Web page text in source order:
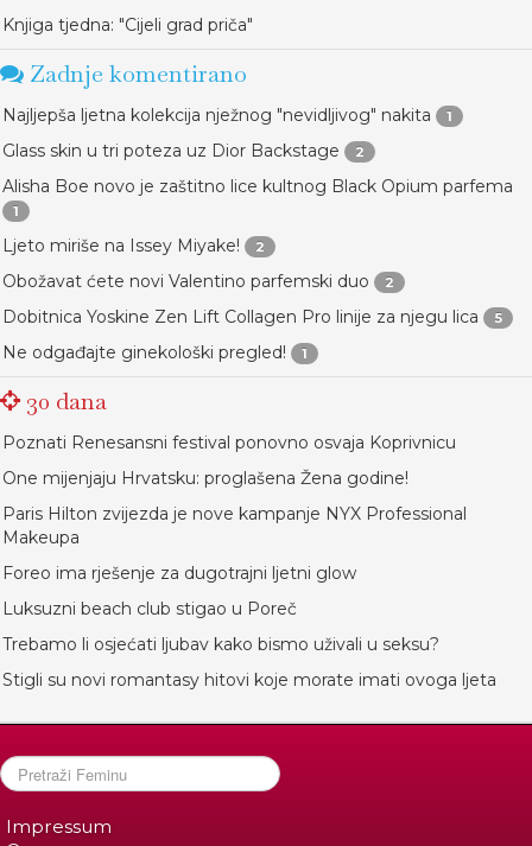
Knjiga tjedna: "Cijeli grad priča"
Zadnje komentirano
Najljepša ljetna kolekcija nježnog "nevidljivog" nakita 1
Glass skin u tri poteza uz Dior Backstage 2
Alisha Boe novo je zaštitno lice kultnog Black Opium parfema
1
Ljeto miriše na Issey Miyake! 2
Obožavat ćete novi Valentino parfemski duo 2
Dobitnica Yoskine Zen Lift Collagen Pro linije za njegu lica 5
Ne odgađajte ginekološki pregled! 1
30 dana
Poznati Renesansni festival ponovno osvaja Koprivnicu
One mijenjaju Hrvatsku: proglašena Žena godine!
Paris Hilton zvijezda je nove kampanje NYX Professional
Makeupa
Foreo ima rješenje za dugotrajni ljetni glow
Luksuzni beach club stigao u Poreč
Trebamo li osjećati ljubav kako bismo uživali u seksu?
Stigli su novi romantasy hitovi koje morate imati ovoga ljeta
Impressum